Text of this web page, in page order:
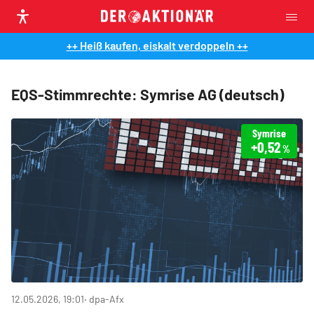
++ Heiß kaufen, eiskalt verdoppeln ++
EQS-Stimmrechte: Symrise AG (deutsch)
Symrise
+0,52%
12.05.2026, 19:01‧ dpa-Afx